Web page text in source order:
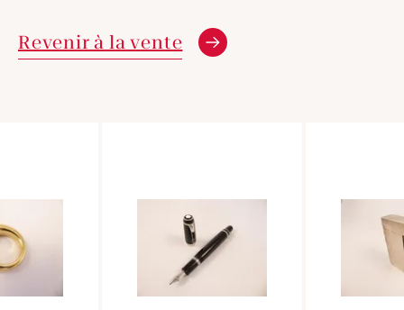
Revenir à la vente